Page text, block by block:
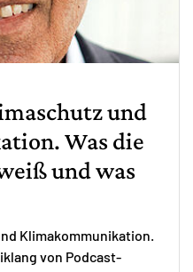
und
Was die
und was
Klimakommunikation.
von Podcast-